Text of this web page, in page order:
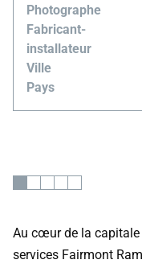
Photographe
Fabricant-
installateur
Ville
Pays
Au cœur de la capitale
services Fairmont